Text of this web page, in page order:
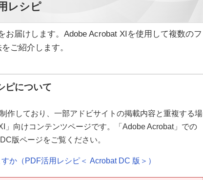
レシピ
お届けします。Adobe Acrobat XIを使用して複数のフ
ご紹介します。
ピについて
作しており、一部アドビサイトの掲載内容と重複する場
」向けコンテンツページです。「Adobe Acrobat」での
版ページをご覧ください。
か（PDF活用レシピ＜ Acrobat DC 版＞）